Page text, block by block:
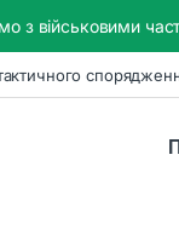
з військовими